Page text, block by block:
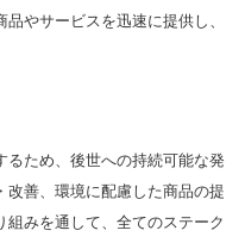
やサービスを迅速に提供し、
ため、後世への持続可能な発
改善、環境に配慮した商品の提
みを通して、全てのステーク